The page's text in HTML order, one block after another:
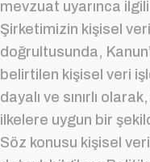
mevzuat uyarınca
Şirketimizin kişisel
doğrultusunda,
belirtilen kişisel veri
dayalı ve sınırlı
ilkelere uygun bir
Söz konusu kişisel